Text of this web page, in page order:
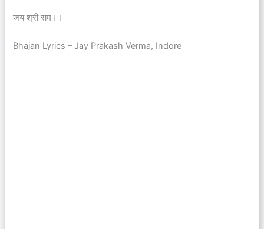
जय श्री राम।।
Bhajan Lyrics – Jay Prakash Verma, Indore